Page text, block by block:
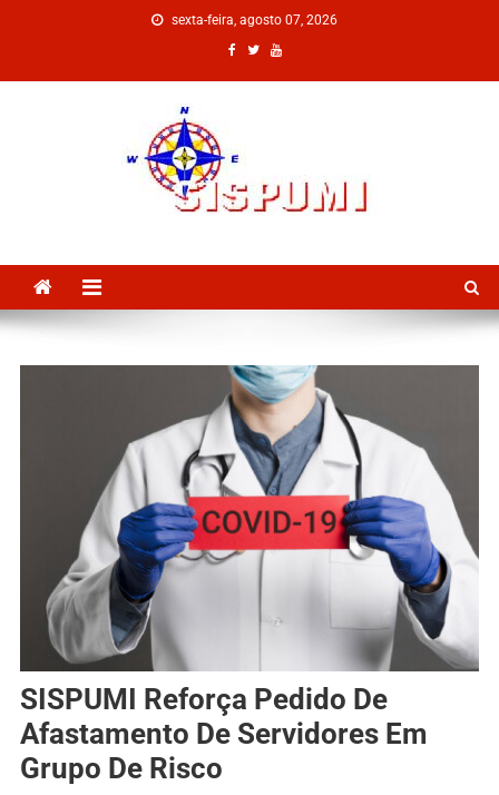
sexta-feira, agosto 07, 2026
SISPUMI Reforça Pedido De
Afastamento De Servidores Em
Grupo De Risco